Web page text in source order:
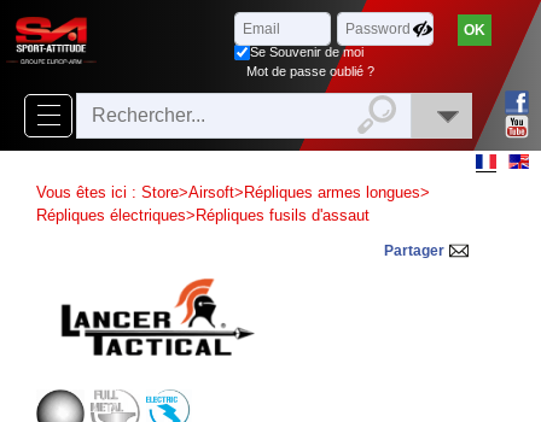
Parcourir
Nouveautés
Packs
‣
Paintball‣
xFermer
Se Souvenir de moi
Mot de passe oublié ?
Vous êtes ici : Store>Airsoft> Répliques armes longues>
Répliques électriques> Répliques fusils d'assaut
Partager